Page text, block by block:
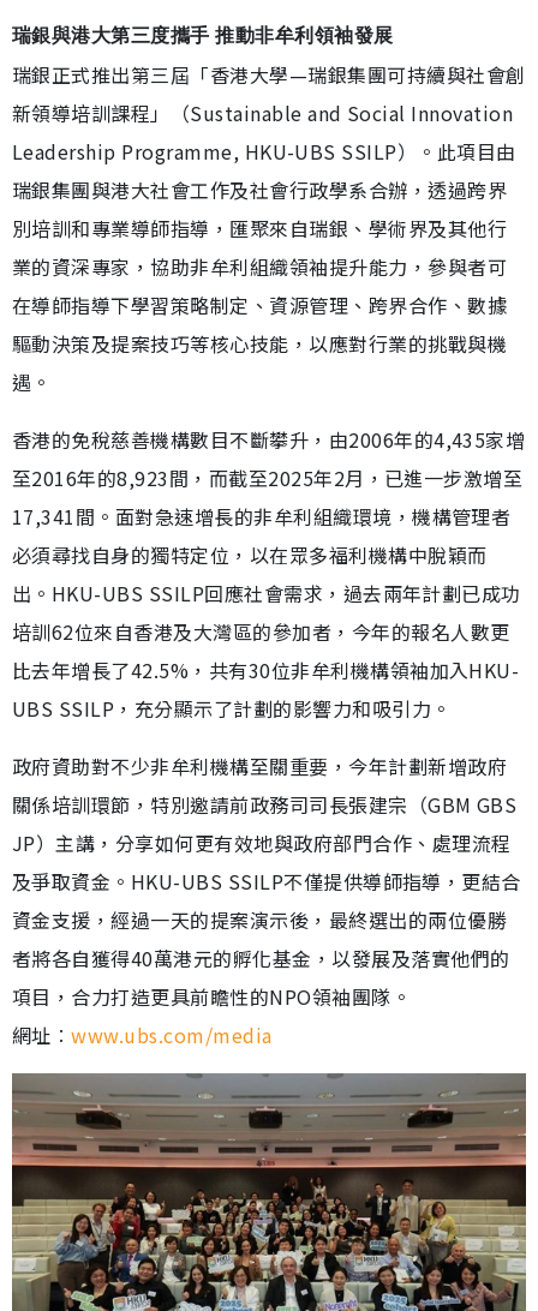
瑞銀與港大第三度攜手 推動非牟利領袖發展
瑞銀正式推出第三屆「香港大學—瑞銀集團可持續與社會創
新領導培訓課程」（Sustainable and Social Innovation
Leadership Programme, HKU-UBS SSILP）。此項目由
瑞銀集團與港大社會工作及社會行政學系合辦，透過跨界
別培訓和專業導師指導，匯聚來自瑞銀、學術界及其他行
業的資深專家，協助非牟利組織領袖提升能力，參與者可
在導師指導下學習策略制定、資源管理、跨界合作、數據
驅動決策及提案技巧等核心技能，以應對行業的挑戰與機
遇。
香港的免稅慈善機構數目不斷攀升，由2006年的4,435家增
至2016年的8,923間，而截至2025年2月，已進一步激增至
17,341間。面對急速增長的非牟利組織環境，機構管理者
必須尋找自身的獨特定位，以在眾多福利機構中脫穎而
出。HKU-UBS SSILP回應社會需求，過去兩年計劃已成功
培訓62位來自香港及大灣區的參加者，今年的報名人數更
比去年增長了42.5%，共有30位非牟利機構領袖加入HKU-
UBS SSILP，充分顯示了計劃的影響力和吸引力。
政府資助對不少非牟利機構至關重要，今年計劃新增政府
關係培訓環節，特別邀請前政務司司長張建宗（GBM GBS
JP）主講，分享如何更有效地與政府部門合作、處理流程
及爭取資金。HKU-UBS SSILP不僅提供導師指導，更結合
資金支援，經過一天的提案演示後，最終選出的兩位優勝
者將各自獲得40萬港元的孵化基金，以發展及落實他們的
項目，合力打造更具前瞻性的NPO領袖團隊。
網址︰www.ubs.com/media